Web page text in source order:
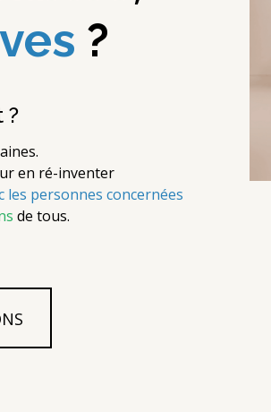
?
?
en ré-inventer
les personnes concernées
de tous.